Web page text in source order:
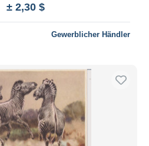
± 2,30 $
Gewerblicher Händler